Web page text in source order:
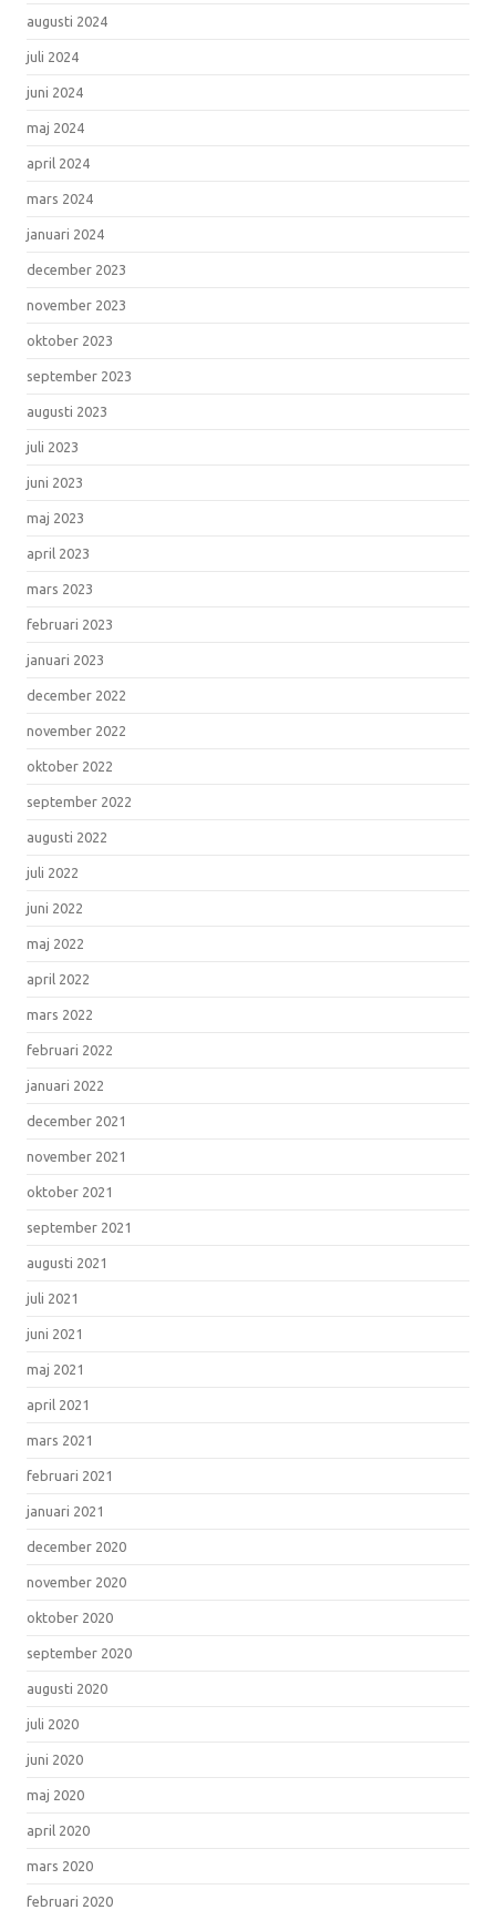
augusti 2024
juli 2024
juni 2024
maj 2024
april 2024
mars 2024
januari 2024
december 2023
november 2023
oktober 2023
september 2023
augusti 2023
juli 2023
juni 2023
maj 2023
april 2023
mars 2023
februari 2023
januari 2023
december 2022
november 2022
oktober 2022
september 2022
augusti 2022
juli 2022
juni 2022
maj 2022
april 2022
mars 2022
februari 2022
januari 2022
december 2021
november 2021
oktober 2021
september 2021
augusti 2021
juli 2021
juni 2021
maj 2021
april 2021
mars 2021
februari 2021
januari 2021
december 2020
november 2020
oktober 2020
september 2020
augusti 2020
juli 2020
juni 2020
maj 2020
april 2020
mars 2020
februari 2020